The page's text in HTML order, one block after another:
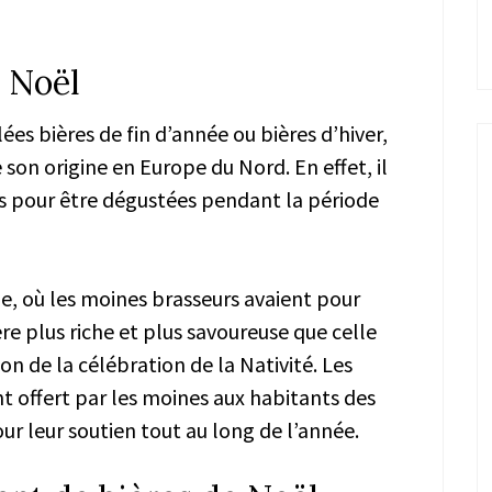
bières de fin d’année ou bières d’hiver,
origine en Europe du Nord. En effet, il
pour être dégustées pendant la période
où les moines brasseurs avaient pour
plus riche et plus savoureuse que celle
de la célébration de la Nativité. Les
offert par les moines aux habitants des
leur soutien tout au long de l’année.